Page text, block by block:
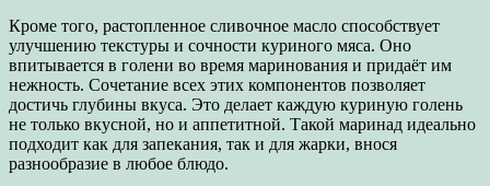
Кроме того, растопленное сливочное масло способствует
улучшению текстуры и сочности куриного мяса. Оно
впитывается в голени во время маринования и придаёт им
нежность. Сочетание всех этих компонентов позволяет
достичь глубины вкуса. Это делает каждую куриную голень
не только вкусной, но и аппетитной. Такой маринад идеально
подходит как для запекания, так и для жарки, внося
разнообразие в любое блюдо.